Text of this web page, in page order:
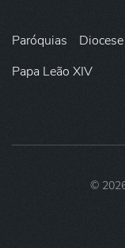
Paróquias Diocese
Papa Leão XIV
©